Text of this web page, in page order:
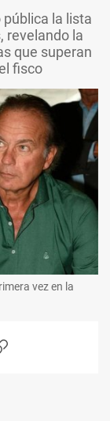
pública la lista
revelando la
que superan
fisco
vez en la